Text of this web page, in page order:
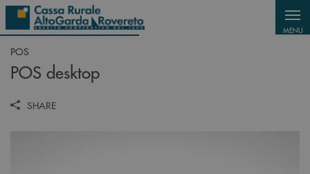
Salta al contenuto principale
MENU
POS
POS desktop
SHARE